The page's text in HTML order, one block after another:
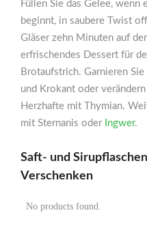
Füllen Sie das Gelee,
beginnt, in saubere Twist
Gläser zehn Minuten auf
erfrischendes Dessert für
Brotaufstrich. Garnieren
und Krokant oder
Herzhafte mit Thymian.
mit Sternanis oder Ingwer.
Saft- und
Verschenken
No products found.